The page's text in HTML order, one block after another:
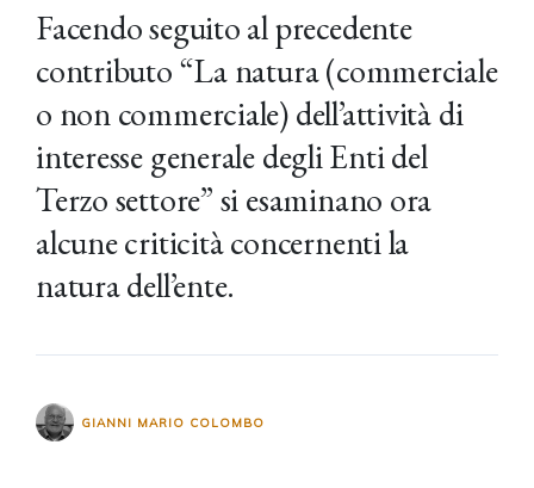
Facendo seguito al precedente
contributo “La natura (commerciale
o non commerciale) dell’attività di
interesse generale degli Enti del
Terzo settore” si esaminano ora
alcune criticità concernenti la
natura dell’ente.
GIANNI MARIO COLOMBO